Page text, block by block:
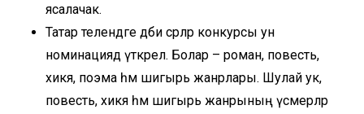
ясалачак.
Татар телендәге әдәби әсәрләр конкурсы ун
номинациядә үткәрелә. Болар – роман, повесть,
хикәя, поэма һәм шигырь жанрлары. Шулай ук,
повесть, хикәя һәм шигырь жанрының үсмерләр